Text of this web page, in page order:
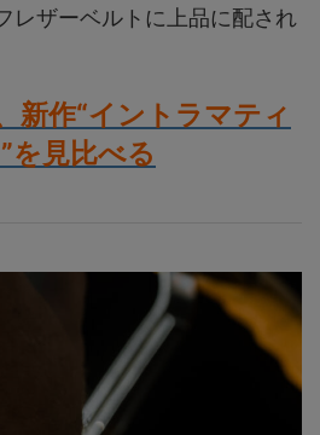
レザーベルトに上品に配され
新作“イントラマティ
を見比べる